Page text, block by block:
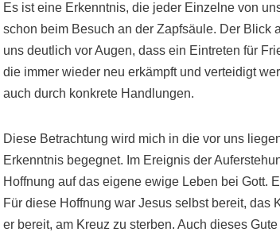
Es ist eine Erkenntnis, die jeder Einzelne von
schon beim Besuch an der Zapfsäule. Der Blick
uns deutlich vor Augen, dass ein Eintreten für
die immer wieder neu erkämpft und verteidigt
auch durch konkrete Handlungen.
Diese Betrachtung wird mich in die vor uns
Erkenntnis begegnet. Im Ereignis der
Hoffnung auf das eigene ewige Leben bei Gott.
Für diese Hoffnung war Jesus selbst bereit,
er bereit, am Kreuz zu sterben. Auch dieses